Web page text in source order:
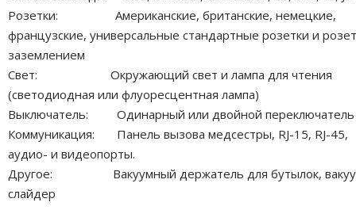
Розетки: Американские, британские, немецкие,
французские, универсальные стандартные розетки и
заземлением
Свет: Окружающий свет и лампа для чтения
(светодиодная или флуоресцентная лампа)
Выключатель: Одинарный или двойной переключатель
Коммуникация: Панель вызова медсестры, RJ-15, RJ-45,
аудио- и видеопорты.
Другое: Вакуумный держатель для бутылок,
слайдер